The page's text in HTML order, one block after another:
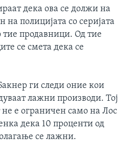
дека ова се должи на
полицијата со серијата
продавници. Од тие
се смета дека се
ги следи оние кои
лажни производи. Тој
е ограничен само на Лос
дека 10 проценти од
се лажни.